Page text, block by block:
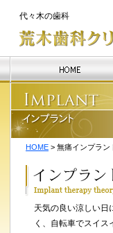
代々木の歯科
HOME > 無痛インプラン
天気の良い涼しい日
く、自転車でスイス